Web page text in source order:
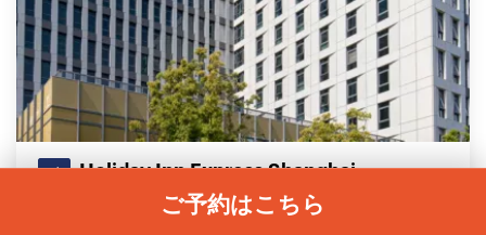
ご予約はこちら
Holiday Inn Express Shanghai
Changfeng Park